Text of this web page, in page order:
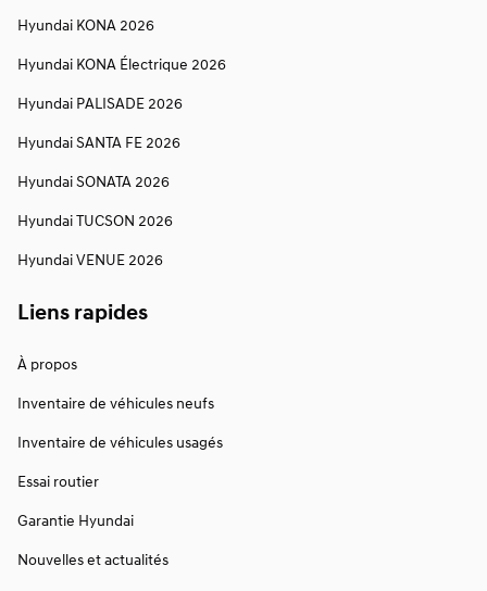
Hyundai KONA 2026
Hyundai KONA Électrique 2026
Hyundai PALISADE 2026
Hyundai SANTA FE 2026
Hyundai SONATA 2026
Hyundai TUCSON 2026
Hyundai VENUE 2026
Liens rapides
À propos
Inventaire de véhicules neufs
Inventaire de véhicules usagés
Essai routier
Garantie Hyundai
Nouvelles et actualités